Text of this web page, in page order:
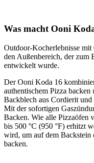
Was macht Ooni
Outdoor-Kocherlebnisse
den Außenbereich, der zum
entwickelt wurde.
Der Ooni Koda 16
authentischem Pizza
Backblech aus Cordierit
Mit der sofortigen
Backen. Wie alle Pizzaöfen
bis 500 °C (950 °F) erhitzt
wird, um auf dem Backstein
backen.